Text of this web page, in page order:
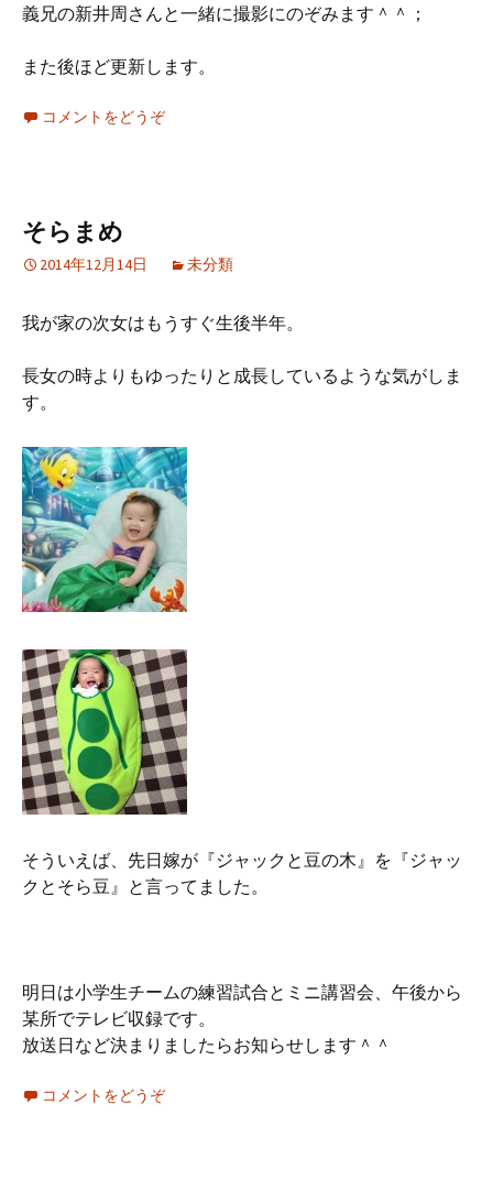
義兄の新井周さんと一緒に撮影にのぞみます＾＾；
また後ほど更新します。
コメントをどうぞ
そらまめ
2014年12月14日 未分類
我が家の次女はもうすぐ生後半年。
長女の時よりもゆったりと成長しているような気がしま
す。
そういえば、先日嫁が『ジャックと豆の木』を『ジャッ
クとそら豆』と言ってました。
明日は小学生チームの練習試合とミニ講習会、午後から
某所でテレビ収録です。
放送日など決まりましたらお知らせします＾＾
コメントをどうぞ